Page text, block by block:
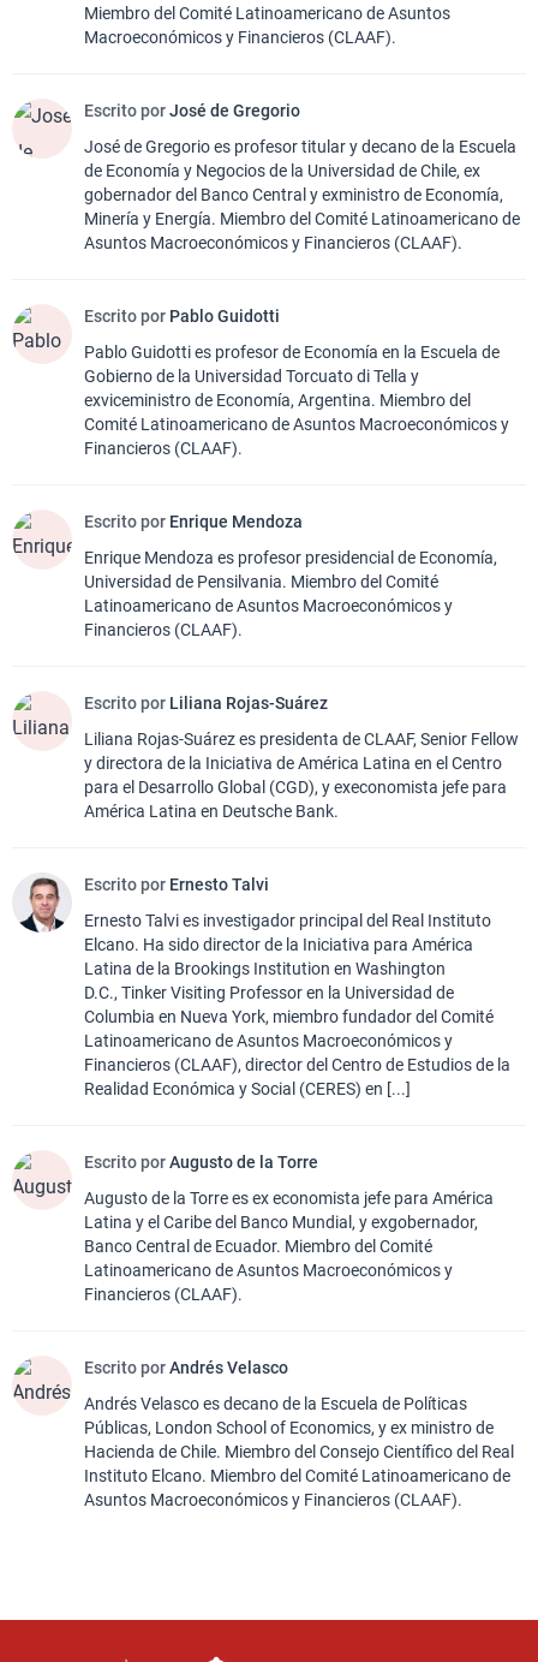
Miembro del Comité Latinoamericano de Asuntos
Macroeconómicos y Financieros (CLAAF).
Escrito porJosé de Gregorio
José de Gregorio es profesor titular y decano de la Escuela
de Economía y Negocios de la Universidad de Chile, ex
gobernador del Banco Central y exministro de Economía,
Minería y Energía. Miembro del Comité Latinoamericano de
Asuntos Macroeconómicos y Financieros (CLAAF).
Escrito por Pablo Guidotti
Pablo Guidotti es profesor de Economía en la Escuela de
Gobierno de la Universidad Torcuato di Tella y
exviceministro de Economía, Argentina. Miembro del
Comité Latinoamericano de Asuntos Macroeconómicos y
Financieros (CLAAF).
Escrito por Enrique Mendoza
Enrique Mendoza es profesor presidencial de Economía,
Universidad de Pensilvania. Miembro del Comité
Latinoamericano de Asuntos Macroeconómicos y
Financieros (CLAAF).
Escrito por Liliana Rojas-Suárez
Liliana Rojas-Suárez es presidenta de CLAAF, Senior Fellow
y directora de la Iniciativa de América Latina en el Centro
para el Desarrollo Global (CGD), y execonomista jefe para
América Latina en Deutsche Bank.
Escrito por Ernesto Talvi
Ernesto Talvi es investigador principal del Real Instituto
Elcano. Ha sido director de la Iniciativa para América
Latina de la Brookings Institution en Washington
D.C., Tinker Visiting Professor en la Universidad de
Columbia en Nueva York, miembro fundador del Comité
Latinoamericano de Asuntos Macroeconómicos y
Financieros (CLAAF), director del Centro de Estudios de la
Realidad Económica y Social (CERES) en [...]
Escrito porAugusto de la Torre
Augusto de la Torre es ex economista jefe para América
Latina y el Caribe del Banco Mundial, y exgobernador,
Banco Central de Ecuador. Miembro del Comité
Latinoamericano de Asuntos Macroeconómicos y
Financieros (CLAAF).
Escrito porAndrés Velasco
Andrés Velasco es decano de la Escuela de Políticas
Públicas, London School of Economics, y ex ministro de
Hacienda de Chile. Miembro del Consejo Científico del Real
Instituto Elcano. Miembro del Comité Latinoamericano de
Asuntos Macroeconómicos y Financieros (CLAAF).